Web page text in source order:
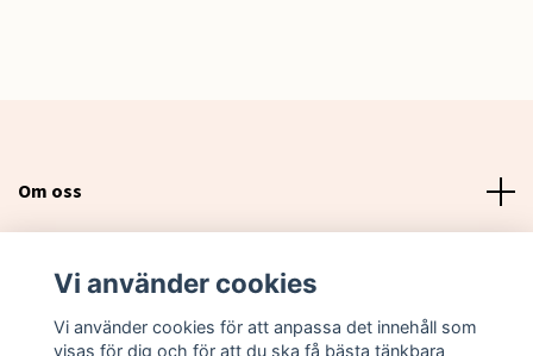
Om oss
Sociala medier
Vi använder cookies
Vi använder cookies för att anpassa det innehåll som
visas för dig och för att du ska få bästa tänkbara